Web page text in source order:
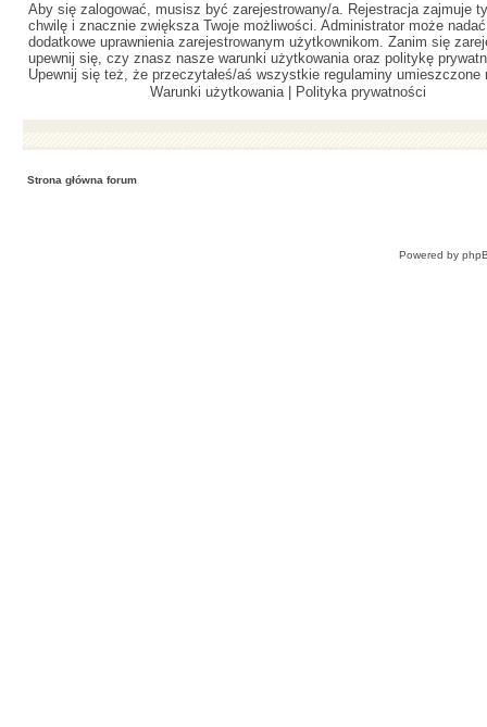
Aby się zalogować, musisz być zarejestrowany/a. Rejestracja zajmuje
chwilę i znacznie zwiększa Twoje możliwości. Administrator może nadać
dodatkowe uprawnienia zarejestrowanym użytkownikom. Zanim się
upewnij się, czy znasz nasze warunki użytkowania oraz politykę
Upewnij się też, że przeczytałeś/aś wszystkie regulaminy umieszczone
Warunki użytkowania| Polityka prywatności
Strona główna forum
Powered by